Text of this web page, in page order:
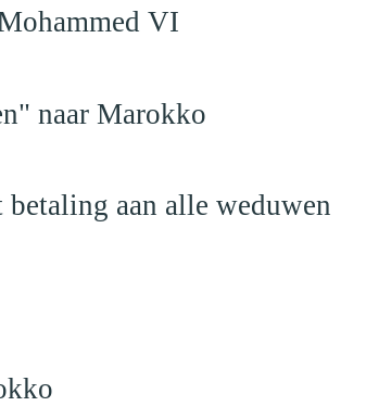
VI
naar Marokko
aan alle weduwen